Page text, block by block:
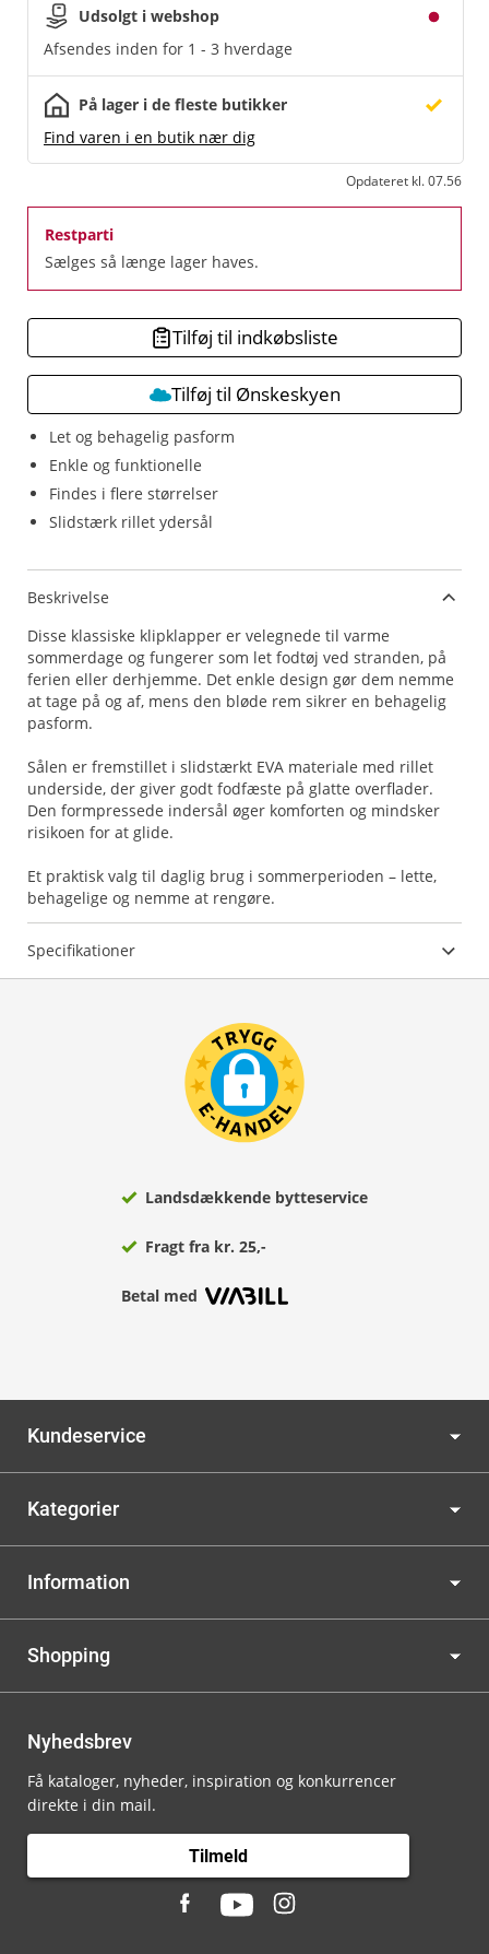
Let og behagelig pasform
Enkle og funktionelle
Findes i flere størrelser
Slidstærk rillet ydersål
Udsolgt i webshop
Afsendes inden for 1 - 3 hverdage
På lager i de fleste butikker
Find varen i en butik nær dig
Opdateret kl. 07.56
Restparti
Sælges så længe lager haves.
Tilføj til indkøbsliste
Tilføj til Ønskeskyen
Beskrivelse
Disse klassiske klipklapper er velegnede til varme
sommerdage og fungerer som let fodtøj ved stranden, på
ferien eller derhjemme. Det enkle design gør dem nemme
at tage på og af, mens den bløde rem sikrer en behagelig
pasform.
Sålen er fremstillet i slidstærkt EVA materiale med rillet
underside, der giver godt fodfæste på glatte overflader.
Den formpressede indersål øger komforten og mindsker
risikoen for at glide.
Et praktisk valg til daglig brug i sommerperioden – lette,
behagelige og nemme at rengøre.
Specifikationer
Landsdækkende bytteservice
Fragt fra kr. 25,-
Betal med
Kundeservice
Kategorier
Information
Shopping
Nyhedsbrev
Få kataloger, nyheder, inspiration og konkurrencer
direkte i din mail.
Tilmeld